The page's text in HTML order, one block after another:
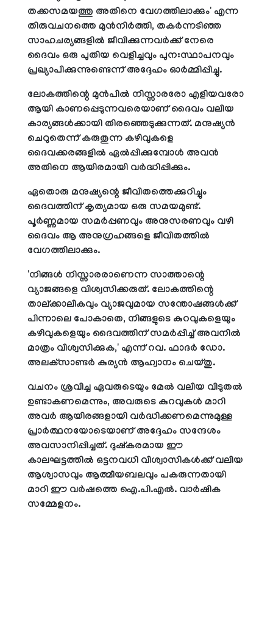
തക്കസമയത്തു അതിനെ വേഗത്തിലാക്കും' എന്ന
തിരുവചനത്തെ മുന്‍നിര്‍ത്തി, തകര്‍ന്നടിഞ്ഞ
സാഹചര്യങ്ങളില്‍ ജീവിക്കുന്നവര്‍ക്ക് നേരെ
ദൈവം ഒരു പുതിയ വെളിച്ചവും പുനഃസ്ഥാപനവും
പ്രഖ്യാപിക്കുന്നുണ്ടെന്ന് അദ്ദേഹം ഓര്‍മ്മിപ്പിച്ചു.
ലോകത്തിന്റെ മുന്‍പില്‍ നിസ്സാരരോ എളിയവരോ
ആയി കാണപ്പെടുന്നവരെയാണ് ദൈവം വലിയ
കാര്യങ്ങള്‍ക്കായി തിരഞ്ഞെടുക്കുന്നത്. മനുഷ്യന്‍
ചെറുതെന്ന് കരുതുന്ന കഴിവുകളെ
ദൈവക്കരങ്ങളില്‍ ഏല്‍പ്പിക്കുമ്പോള്‍ അവന്‍
അതിനെ ആയിരമായി വര്‍ദ്ധിപ്പിക്കും.
ഏതൊരു മനുഷ്യന്റെ ജീവിതത്തെക്കുറിച്ചും
ദൈവത്തിന് കൃത്യമായ ഒരു സമയമുണ്ട്.
പൂര്‍ണ്ണമായ സമര്‍പ്പണവും അനുസരണവും വഴി
ദൈവം ആ അനുഗ്രഹങ്ങളെ ജീവിതത്തില്‍
വേഗത്തിലാക്കും.
'നിങ്ങള്‍ നിസ്സാരരാണെന്ന സാത്താന്റെ
വ്യാജങ്ങളെ വിശ്വസിക്കരുത്. ലോകത്തിന്റെ
താല്ക്കാലികവും വ്യാജവുമായ സന്തോഷങ്ങള്‍ക്ക്
പിന്നാലെ പോകാതെ, നിങ്ങളുടെ കുറവുകളെയും
കഴിവുകളെയും ദൈവത്തിന് സമര്‍പ്പിച്ച് അവനില്‍
മാത്രം വിശ്വസിക്കുക,' എന്ന് റവ. ഫാദര്‍ ഡോ.
അലക്‌സാണ്ടര്‍ കുര്യന്‍ ആഹ്വാനം ചെയ്തു.
വചനം ശ്രവിച്ച ഏവരുടെയും മേല്‍ വലിയ വിടുതല്‍
ഉണ്ടാകണമെന്നും, അവരുടെ കുറവുകള്‍ മാറി
അവര്‍ ആയിരങ്ങളായി വര്‍ദ്ധിക്കണമെന്നുമുള്ള
പ്രാര്‍ത്ഥനയോടെയാണ് അദ്ദേഹം സന്ദേശം
അവസാനിപ്പിച്ചത്. ദുഷ്‌കരമായ ഈ
കാലഘട്ടത്തില്‍ ഒട്ടനവധി വിശ്വാസികള്‍ക്ക് വലിയ
ആശ്വാസവും ആത്മീയബലവും പകരുന്നതായി
മാറി ഈ വര്‍ഷത്തെ ഐ.പി.എല്‍. വാര്‍ഷിക
സമ്മേളനം.